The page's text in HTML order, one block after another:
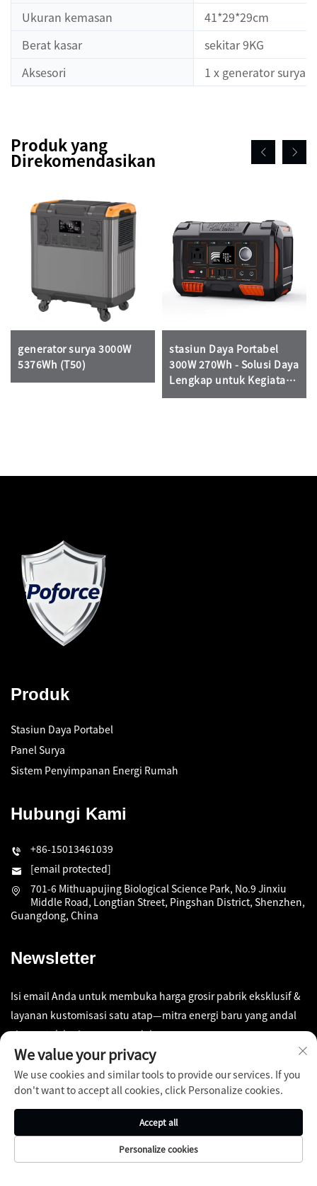
Ukuran kemasan
41*29*29cm
Berat kasar
sekitar 9KG
Aksesori
1 x generator surya
Produk yang
Direkomendasikan
generator surya 3000W
5376Wh (T50)
stasiun Daya Portabel
300W 270Wh - Solusi Daya
Lengkap untuk Kegiatan
Luar Ruangan &
Produk
Stasiun Daya Portabel
Panel Surya
Sistem Penyimpanan Energi Rumah
Hubungi Kami
+86-15013461039
[email protected]
701-6 Mithuapujing Biological Science Park, No.9 Jinxiu
Middle Road, Longtian Street, Pingshan District, Shenzhen,
Guangdong, China
Newsletter
Isi email Anda untuk membuka harga grosir pabrik eksklusif &
layanan kustomisasi satu atap—mitra energi baru yang andal
siap untuk kerja sama mendalam
Kirim
We value your privacy
We use cookies and similar tools to provide our services. If you
don't want to accept all cookies, click Personalize cookies.
Personalize cookies
Accept all